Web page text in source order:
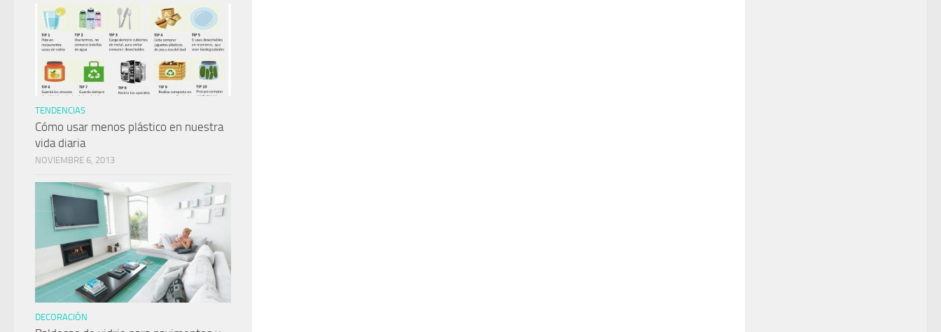
TENDENCIAS
Cómo usar menos plástico en nuestra
vida diaria
NOVIEMBRE 6, 2013
DECORACIÓN